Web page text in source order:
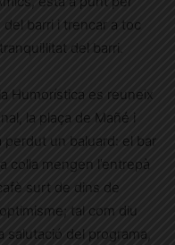
barri i trencar a toc
del barri.
Humorística es reuneix
la plaça de Mañé i
perdut un baluard: el bar
colla mengen l’entrepà
surt de dins de
tal com diu
salutació del programa,